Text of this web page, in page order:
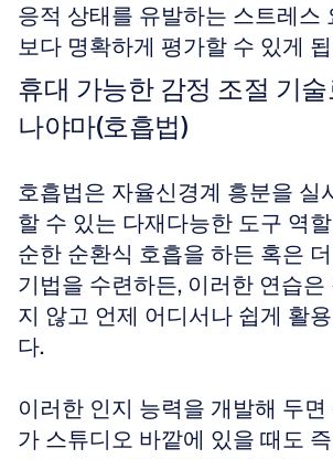
응적 상태를 유발하는 스트레스
보다 명확하게 평가할 수 있게
휴대 가능한 감정 조절 기
나야마(호흡법)
호흡법은 자율신경계 흥분을 실
할 수 있는 다재다능한 도구 역
순한 순환식 호흡을 하든 혹은
기법을 수련하든, 이러한 연습
지 않고 언제 어디서나 쉽게 활
다.
이러한 인지 능력을 개발해 두
가 스튜디오 바깥에 있을 때도